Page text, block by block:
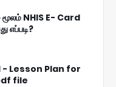
NHIS E- Card
எப்படி?
Lesson Plan for
file